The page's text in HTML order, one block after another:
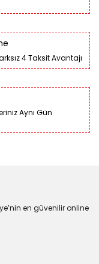
4 Taksit Avantajı
Aynı Gün
en güvenilir online